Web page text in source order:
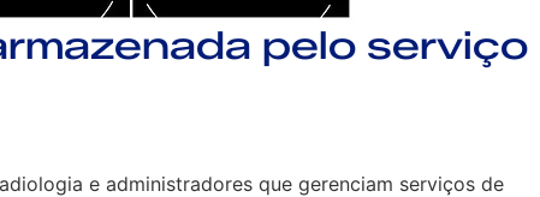
pelo serviço
e administradores que gerenciam serviços de